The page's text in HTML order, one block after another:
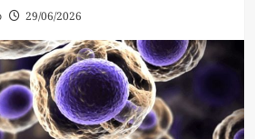
29/06/2026